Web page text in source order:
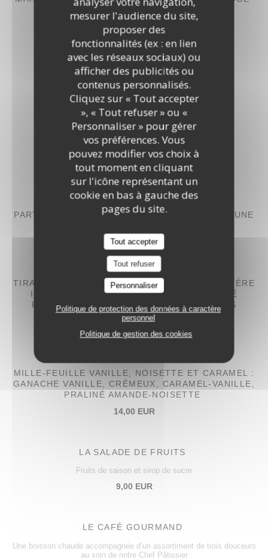
mesurer l'audience du site,
proposer des
fonctionnalités (ex : en lien
avec les réseaux sociaux) ou
afficher des publicités ou
contenus personnalisés.
Cliquez sur « Tout accepter
», « Tout refuser » ou «
Personnaliser » pour gérer
vos préférences. Vous
pouvez modifier vos choix à
tout moment en cliquant
sur l'icône représentant un
cookie en bas à gauche des
pages du site.
Tout accepter
Tout refuser
Personnaliser
Politique de protection des données à caractère
personnel
Politique de gestion des cookies
34,00 EUR
ENTRECÔTE ET FRITES
35,00 EUR
Dessert
COOKIE GÉANT AUX TROIS CHOCOLATS À
PARTAGER ACCOMPAGNÉ D’UN PRALINÉ ET D’UNE
12,00 EUR
TIRAMISU PISTACHE-FRAISE : BISCUITS CUILLÈRE
IMBIBÉS D’UN COULIS DE FRAISE, PRALINÉ
PISTACHE ET COULIS DE FRAISE, FRAISES
FRAÎCHES ET CRÈME MASCARPONE
14,00 EUR
MILLE-FEUILLE VANILLE, NOISETTE ET CARAMEL :
GANACHE VANILLE, CRÉMEUX, CARAMEL-VANILLE,
PRALINÉ AMANDE-NOISETTE
14,00 EUR
LA SALADE DE FRUITS
Fruits de saison et sirop de sucre
9,00 EUR
LE CAFÉ GOURMAND
Une boisson chaude accompagnée d’un assortiment de trois douceurs
au soin de notre Chef Pâtissier